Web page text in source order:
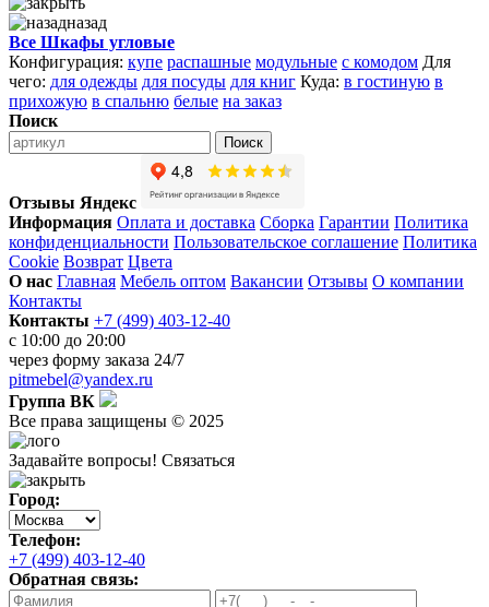
назад
Все Шкафы угловые
Конфигурация: купе распашные модульные с комодом Для
чего: для одежды для посуды для книг Куда: в гостиную в
прихожую в спальню белые на заказ
Поиск
Поиск
Отзывы Яндекс
Информация Оплата и доставка Сборка Гарантии Политика
конфиденциальности Пользовательское соглашение Политика
Cookie Возврат Цвета
О нас Главная Мебель оптом Вакансии Отзывы О компании
Контакты
Контакты +7 (499) 403-12-40
с 10:00 до 20:00
через форму заказа 24/7
pitmebel@yandex.ru
Группа ВК
Все права защищены © 2025
Задавайте вопросы! Связаться
Город:
Телефон:
+7 (499) 403-12-40
Обратная связь: